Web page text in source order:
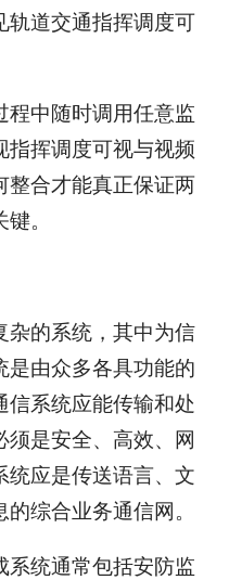
轨道交通指挥调度可
中随时调用任意监
挥调度可视与视频
整合才能真正保证两
。
的系统，其中为信
是由众多各具功能的
系统应能传输和处
是安全、高效、网
应是传送语言、文
综合业务通信网。
统通常包括安防监